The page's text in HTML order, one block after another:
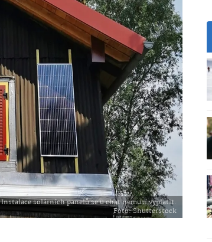
Instalace solárních panelů se u chat nemusí vyplatit.
Foto: Shutterstock